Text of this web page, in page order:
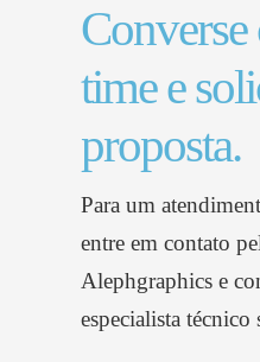
time e
proposta.
Para um
entre em contato
Alephgraphicse
especialista técnico